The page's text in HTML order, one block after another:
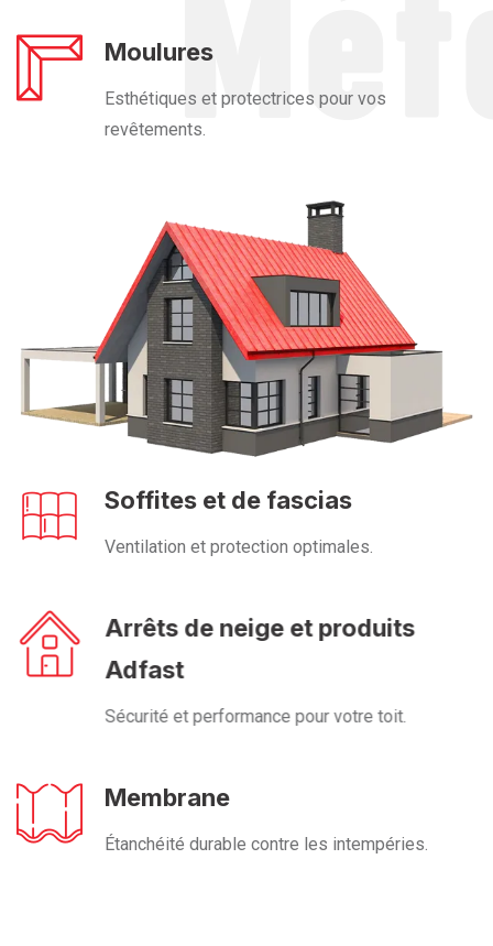
Moulures
Esthétiques et protectrices pour vos
revêtements.
Soffites et de fascias
Ventilation et protection optimales.
Arrêts de neige et produits
Adfast
Sécurité et performance pour votre toit.
Membrane
Étanchéité durable contre les intempéries.